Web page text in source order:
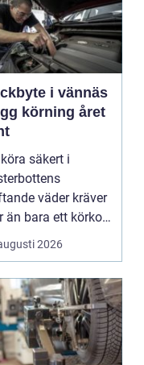
i vännäs
körning året
säkert i
väder kräver
än bara ett körkort
en pålitlig bil. ...
2026